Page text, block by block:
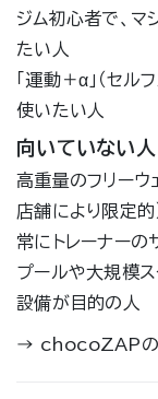
ジム初心者で、マ
たい人
「運動＋α」（セ
使いたい人
向いていない人
高重量のフリーウ
店舗により限定的
常にトレーナーの
プールや大規模
設備が目的の人
→ chocoZAPの